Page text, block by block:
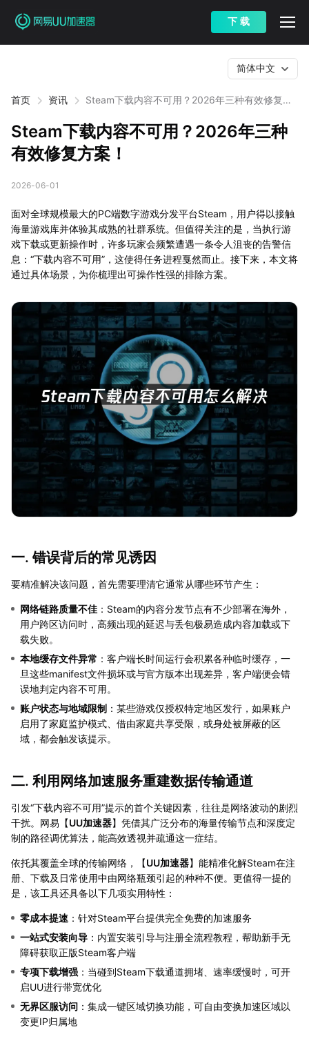
下 载
首页 资讯
Steam下载内容不可用？2026年三种有效修复方
简体中文
Steam下载内容不可用？2026年三种
有效修复方案！
2026-06-01
面对全球规模最大的PC端数字游戏分发平台Steam，用户得以接触
海量游戏库并体验其成熟的社群系统。但值得关注的是，当执行游
戏下载或更新操作时，许多玩家会频繁遭遇一条令人沮丧的告警信
息：“下载内容不可用”，这使得任务进程戛然而止。接下来，本文将
通过具体场景，为你梳理出可操作性强的排除方案。
一. 错误背后的常见诱因
要精准解决该问题，首先需要理清它通常从哪些环节产生：
网络链路质量不佳 ：Steam的内容分发节点有不少部署在海外，
用户跨区访问时，高频出现的延迟与丢包极易造成内容加载或下
载失败。
本地缓存文件异常 ：客户端长时间运行会积累各种临时缓存，一
旦这些manifest文件损坏或与官方版本出现差异，客户端便会错
误地判定内容不可用。
账户状态与地域限制 ：某些游戏仅授权特定地区发行，如果账户
启用了家庭监护模式、借由家庭共享受限，或身处被屏蔽的区
域，都会触发该提示。
二. 利用网络加速服务重建数据传输通道
引发“下载内容不可用”提示的首个关键因素，往往是网络波动的剧烈
干扰。网易【UU加速器】凭借其广泛分布的海量传输节点和深度定
制的路径调优算法，能高效透视并疏通这一症结。
依托其覆盖全球的传输网络，【UU加速器】能精准化解Steam在注
册、下载及日常使用中由网络瓶颈引起的种种不便。更值得一提的
是，该工具还具备以下几项实用特性：
零成本提速 ：针对Steam平台提供完全免费的加速服务
一站式安装向导 ：内置安装引导与注册全流程教程，帮助新手无
障碍获取正版Steam客户端
专项下载增强 ：当碰到Steam下载通道拥堵、速率缓慢时，可开
启UU进行带宽优化
无界区服访问 ：集成一键区域切换功能，可自由变换加速区域以
变更IP归属地